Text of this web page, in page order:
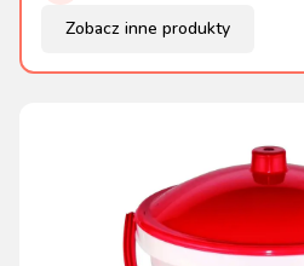
Zobacz inne produkty